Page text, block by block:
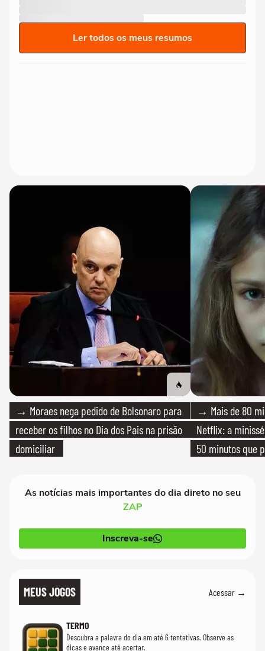
Ler todos os meus resumos
→ Moraes nega pedido de Bolsonaro para
receber os filhos no Dia dos Pais na prisão
domiciliar
→ Mais de 80
Netflix: a
50 minutos que
As notícias mais importantes do dia direto no seu
ZAP
Inscreva-se
MEUS JOGOS Acessar →
TERMO
Descubra a palavra do dia em até 6 tentativas. Observe as
dicas e avance até acertar.